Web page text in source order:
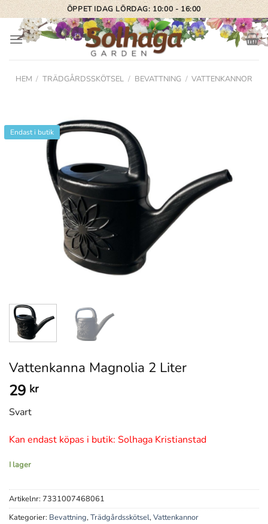
Skip
to
content
ÖPPET IDAG LÖRDAG: 10:00 - 16:00
HEM / TRÄDGÅRDSSKÖTSEL / BEVATTNING / VATTENKANNOR
Endast i butik
Vattenkanna Magnolia 2 Liter
29 kr
Svart
Kan endast köpas i butik: Solhaga Kristianstad
I lager
Artikelnr: 7331007468061
Kategorier: Bevattning,Trädgårdsskötsel,Vattenkannor